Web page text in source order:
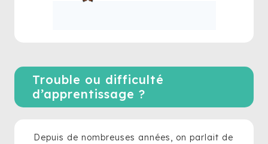
Trouble ou difficulté
d’apprentissage ?
Depuis de nombreuses années, on parlait de